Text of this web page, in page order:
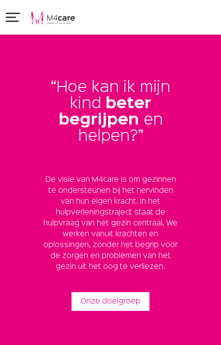
“Hoe kan ik mijn
kind
beter
begrijpen en
helpen?”
De visie van M4care is om gezinnen
te ondersteunen bij het hervinden
van hun eigen kracht. In het
hulpverleningstraject staat de
hulpvraag van het gezin centraal. We
werken vanuit krachten en
oplossingen, zonder het begrip voor
de zorgen en problemen van het
gezin uit het oog te verliezen.
Onze doelgroep